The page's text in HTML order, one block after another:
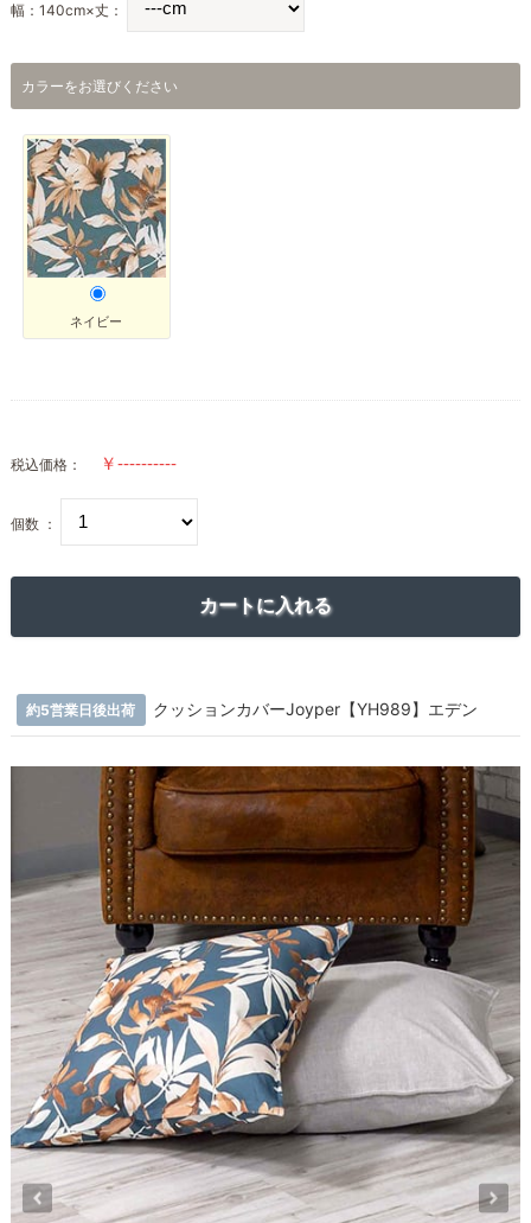
幅：140cm×丈：
カラーをお選びください
ネイビー
税込価格：
個数 ：
約5営業日後出荷 クッションカバーJoyper【YH989】エデン